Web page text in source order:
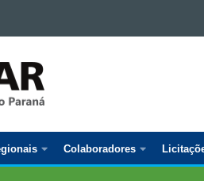
Colaboradores